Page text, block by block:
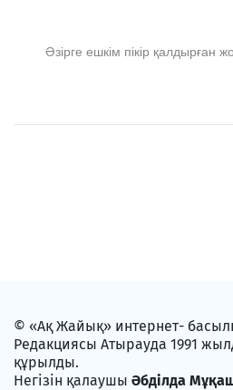
Әзірге ешкім пікір қалдырған
© «Ақ Жайық» интернет-
Редакциясы Атырауда 1991
құрылды.
Негізін қалаушы Әбділда